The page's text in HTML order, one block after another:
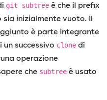
git subtree è che il prefix
sia inizialmente vuoto. Il
è parte integrante
successivo clone di
operazione
che subtree è usato